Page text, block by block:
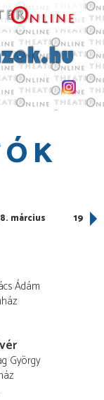
március 1978.
Ádám
György